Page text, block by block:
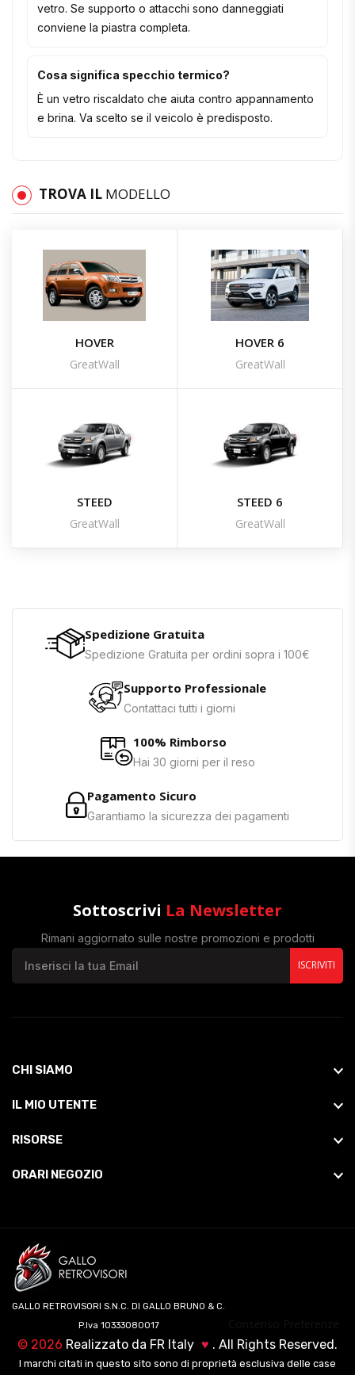
vetro. Se supporto o attacchi sono danneggiati
conviene la piastra completa.
Cosa significa specchio termico?
È un vetro riscaldato che aiuta contro appannamento
e brina. Va scelto se il veicolo è predisposto.
TROVA IL MODELLO
HOVER
GreatWall
HOVER 6
GreatWall
STEED
GreatWall
STEED 6
GreatWall
Spedizione Gratuita
Spedizione Gratuita per ordini sopra i 100€
Supporto Professionale
Contattaci tutti i giorni
100% Rimborso
Hai 30 giorni per il reso
Pagamento Sicuro
Garantiamo la sicurezza dei pagamenti
Sottoscrivi La Newsletter
Rimani aggiornato sulle nostre promozioni e prodotti
ISCRIVITI
CHI SIAMO
IL MIO UTENTE
RISORSE
ORARI NEGOZIO
GALLO RETROVISORI S.N.C. DI GALLO BRUNO & C.
P.Iva 10333080017
© 2026 Realizzato da FR Italy ♥ . All Rights Reserved.
I marchi citati in questo sito sono di proprietà esclusiva delle case